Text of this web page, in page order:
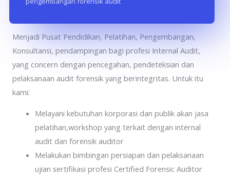
Menjadi Pusat Pendidikan, Pelatihan, Pengembangan,
Konsultansi, pendampingan bagi profesi Internal Audit,
yang concern dengan pencegahan, pendeteksian dan
pelaksanaan audit forensik yang berintegritas. Untuk itu
kami:
Melayani kebutuhan korporasi dan publik akan jasa
pelatihan,workshop yang terkait dengan internal
audit dan forensik auditor
Melakukan bimbingan persiapan dan pelaksanaan
ujian sertifikasi profesi Certified Forensic Auditor